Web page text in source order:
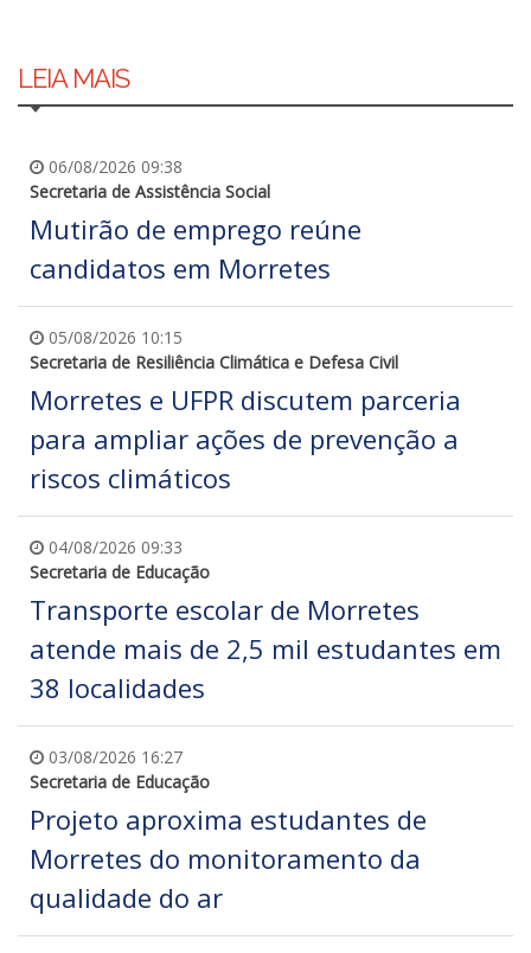
LEIA MAIS
06/08/2026 09:38
Secretaria de Assistência Social
Mutirão de emprego reúne
candidatos em Morretes
05/08/2026 10:15
Secretaria de Resiliência Climática e Defesa Civil
Morretes e UFPR discutem parceria
para ampliar ações de prevenção a
riscos climáticos
04/08/2026 09:33
Secretaria de Educação
Transporte escolar de Morretes
atende mais de 2,5 mil estudantes em
38 localidades
03/08/2026 16:27
Secretaria de Educação
Projeto aproxima estudantes de
Morretes do monitoramento da
qualidade do ar